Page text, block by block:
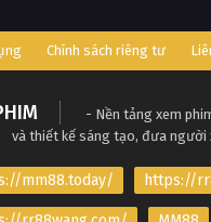
Chính sách riêng tư
- Nền tảng xem
và thiết kế sáng tạo, đưa
mm88.today/ https://